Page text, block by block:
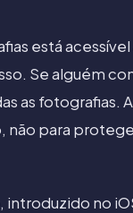
está
Se alguém
as fotografias.
para
no